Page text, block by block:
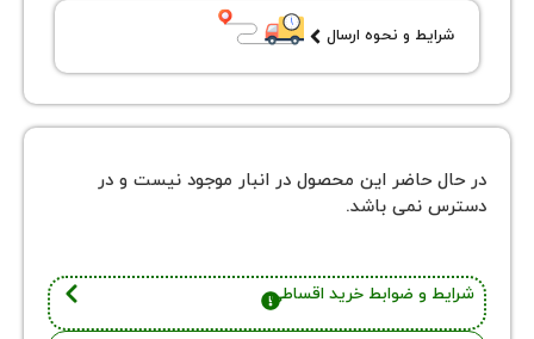
و نحوه ارسال
حاضر این محصول در انبار موجود نیست و در
نمی باشد.
و ضوابط خرید اقساطی